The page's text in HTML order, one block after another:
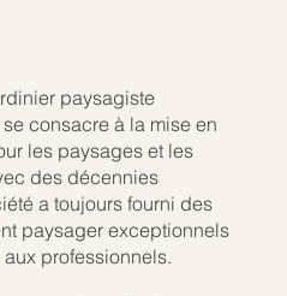
paysagiste
consacre à la mise en
les paysages et les
des décennies
a toujours fourni des
paysager exceptionnels
professionnels.